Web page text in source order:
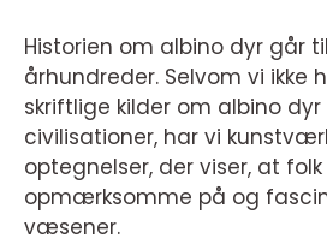
Historien om albino dyr går
århundreder. Selvom vi ikke
skriftlige kilder om albino
civilisationer, har vi
optegnelser, der viser, at
opmærksomme på og
væsener.